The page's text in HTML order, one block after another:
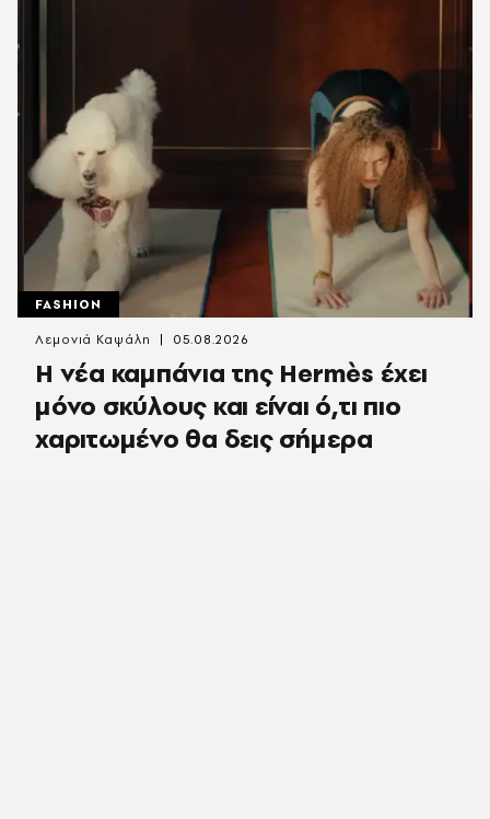
FASHION
Η νέα καμπάνια της Hermès έχει
μόνο σκύλους και είναι ό,τι πιο
χαριτωμένο θα δεις σήμερα
Λεμονιά Καψάλη 05.08.2026